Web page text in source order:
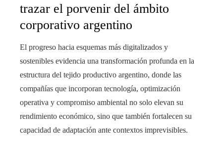
trazar el porvenir del ámbito
corporativo argentino
El progreso hacia esquemas más digitalizados y
sostenibles evidencia una transformación profunda en la
estructura del tejido productivo argentino, donde las
compañías que incorporan tecnología, optimización
operativa y compromiso ambiental no solo elevan su
rendimiento económico, sino que también fortalecen su
capacidad de adaptación ante contextos imprevisibles.